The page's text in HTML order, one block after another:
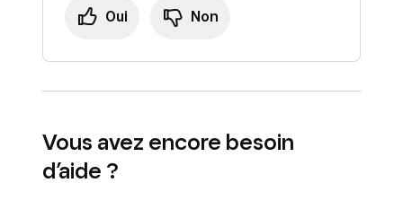
Oui Non
Vous avez encore besoin
d’aide ?